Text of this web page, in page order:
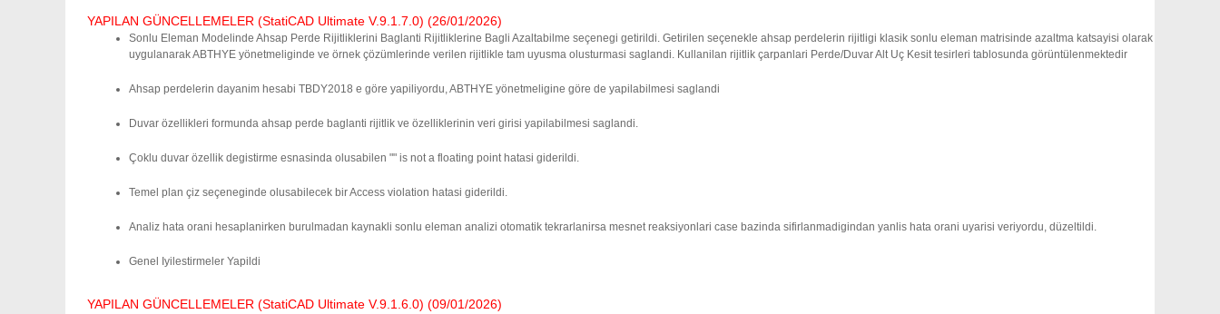
YAPILAN GÜNCELLEMELER (StatiCAD Ultimate V.9.1.7.0) (26/01/2026)
Sonlu Eleman Modelinde Ahsap Perde Rijitliklerini Baglanti Rijitliklerine Bagli Azaltabilme seçenegi getirildi. Getirilen seçenekle ahsap perdelerin rijitligi klasik sonlu eleman matrisinde azaltma katsayisi olarak
uygulanarak ABTHYE yönetmeliginde ve örnek çözümlerinde verilen rijitlikle tam uyusma olusturmasi saglandi. Kullanilan rijitlik çarpanlari Perde/Duvar Alt Uç Kesit tesirleri tablosunda görüntülenmektedir
Ahsap perdelerin dayanim hesabi TBDY2018 e göre yapiliyordu, ABTHYE yönetmeligine göre de yapilabilmesi saglandi
Duvar özellikleri formunda ahsap perde baglanti rijitlik ve özelliklerinin veri girisi yapilabilmesi saglandi.
Çoklu duvar özellik degistirme esnasinda olusabilen "" is not a floating point hatasi giderildi.
Temel plan çiz seçeneginde olusabilecek bir Access violation hatasi giderildi.
Analiz hata orani hesaplanirken burulmadan kaynakli sonlu eleman analizi otomatik tekrarlanirsa mesnet reaksiyonlari case bazinda sifirlanmadigindan yanlis hata orani uyarisi veriyordu, düzeltildi.
Genel Iyilestirmeler Yapildi
YAPILAN GÜNCELLEMELER (StatiCAD Ultimate V.9.1.6.0) (09/01/2026)